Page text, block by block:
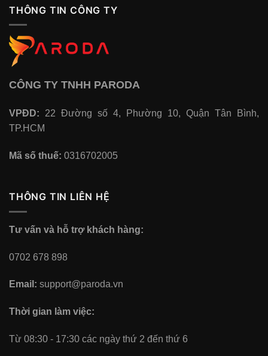
THÔNG TIN CÔNG TY
CÔNG TY TNHH PARODA
VPĐD: 22 Đường số 4, Phường 10, Quận Tân Bình,
TP.HCM
Mã số thuế: 0316702005
THÔNG TIN LIÊN HỆ
Tư vấn và hỗ trợ khách hàng:
0702 678 898
Email: support@paroda.vn
Thời gian làm việc:
Từ 08:30 - 17:30 các ngày thứ 2 đến thứ 6